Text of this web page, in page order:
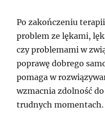
Po zakończeniu
problem ze lękami,
czy problemami w
poprawę dobrego
pomaga w
wzmacnia zdolność
trudnych momentach.